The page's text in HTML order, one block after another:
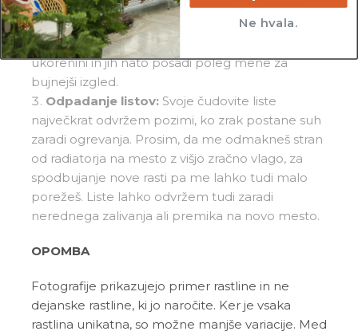
raste v višino, je najbolje, da mi na vsake toliko
časa postrižeš vršičke in s tem poskrbiš, da se
bom razvejala in postala bolj košata. Vršičke
ukorenini in jih nato posadi poleg mene za
bujnejši izgled.
Odpadanje listov: Svoje čudovite liste
največkrat odvržem pozimi, ko zrak postane suh
zaradi ogrevanja. Prosim, da me odmakneš stran
od radiatorja na mesto z višjo zračno vlago, za
spodbujanje nove rasti pa me lahko tudi malo
porežeš. Liste lahko odvržem tudi zaradi
nerednega zalivanja ali premika na novo mesto.
OPOMBA
Fotografije prikazujejo primer rastline in ne
dejanske rastline, ki jo naročite. Ker je vsaka
rastlina unikatna, so možne manjše variacije. Med
Ne hvala.